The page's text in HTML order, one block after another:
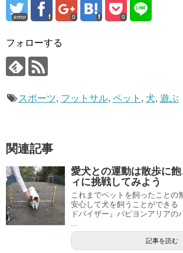
error 0 0
フォローする
スポーツ, フットサル, ペット , 犬, 遊ぶ
関連記事
愛犬との運動は散歩に
ィに挑戦してみよう
これまでペットを飼ったことの
安心して犬を飼うことができる
ドバイザー』パピヨンアリアの
...
記事を読む